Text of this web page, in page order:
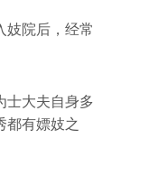
妓院后，经常
士大夫自身多
都有嫖妓之